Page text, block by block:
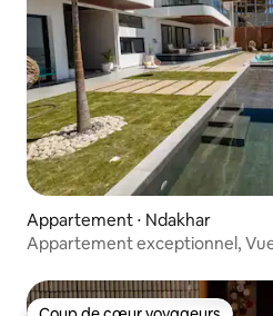
Appartement ⋅ Ndakhar
Appartement exceptionnel,